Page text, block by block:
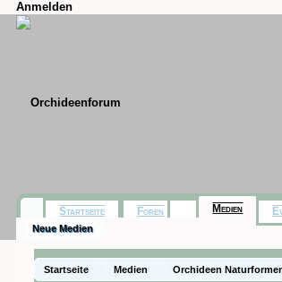
Anmelden
Startseite Medien Orchideen
Startseite Foren Medien
Neue Medien